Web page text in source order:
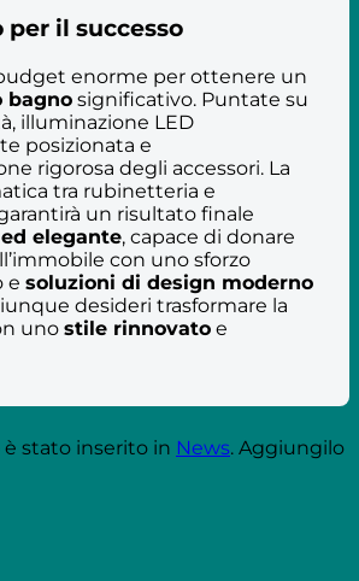
per il successo
enorme per ottenere un
bagno significativo. Puntate su
illuminazione LED
posizionata e
rigorosa degli accessori. La
tra rubinetteria e
un risultato finale
elegante, capace di donare
con uno sforzo
e soluzioni di design moderno
desideri trasformare la
uno stile rinnovato e
stato inserito in News. Aggiungilo